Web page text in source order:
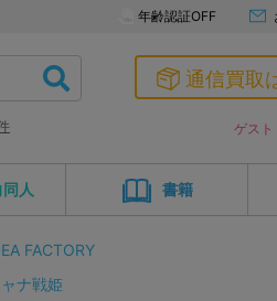
年齢認証OFF
通信買取
ゲスト
人 書籍
FACTORY
ナ戦姫